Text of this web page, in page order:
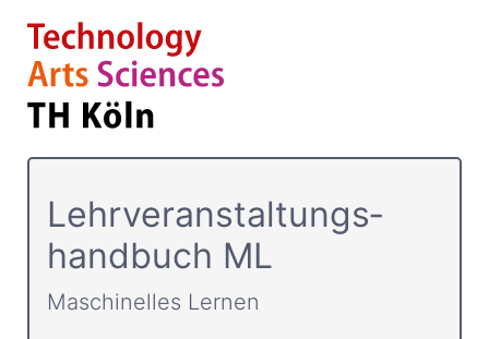
Lehrver­anstaltungs­
handbuch ML
Maschinelles Lernen